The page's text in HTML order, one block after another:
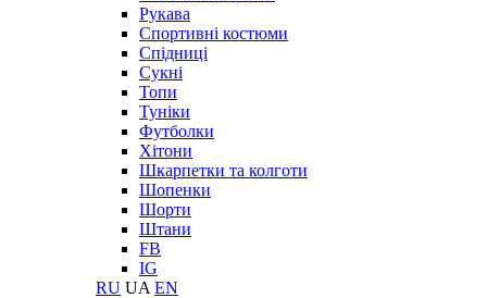
Рукава
Спортивні костюми
Спідниці
Сукні
Топи
Туніки
Футболки
Хітони
Шкарпетки та колготи
Шопенки
Шорти
Штани
FB
IG
RU UA EN